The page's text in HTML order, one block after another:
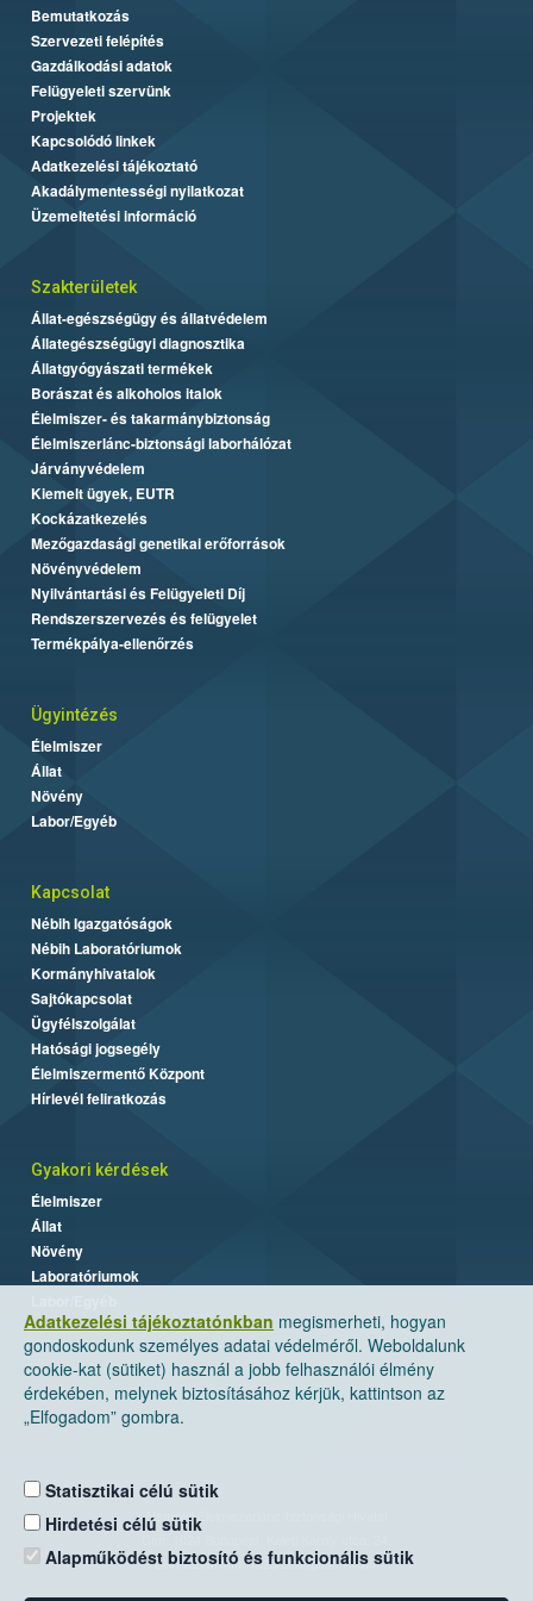
Adatkezelési tájékoztatónkban megismerheti, hogyan
gondoskodunk személyes adatai védelméről. Weboldalunk
cookie-kat (sütiket) használ a jobb felhasználói élmény
érdekében, melynek biztosításához kérjük, kattintson az
„Elfogadom” gombra.
Statisztikai célú sütik
Hirdetési célú sütik
Alapműködést biztosító és funkcionális sütik
Bemutatkozás
Szervezeti felépítés
Gazdálkodási adatok
Felügyeleti szervünk
Projektek
Kapcsolódó linkek
Adatkezelési tájékoztató
Akadálymentességi nyilatkozat
Üzemeltetési információ
Szakterületek
Állat-egészségügy és állatvédelem
Állategészségügyi diagnosztika
Állatgyógyászati termékek
Borászat és alkoholos italok
Élelmiszer- és takarmánybiztonság
Élelmiszerlánc-biztonsági laborhálózat
Járványvédelem
Kiemelt ügyek, EUTR
Kockázatkezelés
Mezőgazdasági genetikai erőforrások
Növényvédelem
Nyilvántartási és Felügyeleti Díj
Rendszerszervezés és felügyelet
Termékpálya-ellenőrzés
Ügyintézés
Élelmiszer
Állat
Növény
Labor/Egyéb
Kapcsolat
Nébih Igazgatóságok
Nébih Laboratóriumok
Kormányhivatalok
Sajtókapcsolat
Ügyfélszolgálat
Hatósági jogsegély
Élelmiszermentő Központ
Hírlevél feliratkozás
Gyakori kérdések
Élelmiszer
Állat
Növény
Laboratóriumok
Nemzeti Élelmiszerlánc-biztonsági Hivatal
Levelezési cím: 1525 Budapest. Pf. 30.